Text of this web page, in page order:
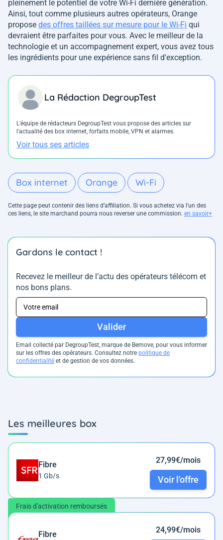
pleinement le potentiel de votre Wi-Fi dernière génération.
Ainsi, tout comme plusieurs autres opérateurs, Orange
propose des offres taillées sur mesure pour le Wi-Fi qui
devraient être parfaites pour vous. Avec le meilleur de la
technologie et un accompagnement expert, vous avez tous
les ingrédients pour une expérience sans fil d'exception.
La Rédaction DegroupTest
L'équipe de rédacteurs DegroupTest vous propose des articles sur
l'actualité des box internet, forfaits mobile, VPN et alarmes.
Voir tous ses articles
Box internet Orange Wi-Fi
Cette page peut contenir des liens d’affiliation. Si vous achetez via l'un des
ces liens, le site marchand pourra nous reverser une commission. en savoir+
Gardons le contact !
Recevez le meilleur de l’actu des opérateurs télécom et
nos bons plans.
Valider
Email collecté par DegroupTest, marque de Bemove, pour vous informer
sur les offres des opérateurs. Consultez notre politique de
confidentialité et de gestion de vos données.
Les meilleures box
Fibre
1 Gb/s
27,99€/mois
Voir l'offre
Frais d'activation remboursés
Fibre 24,99€/mois